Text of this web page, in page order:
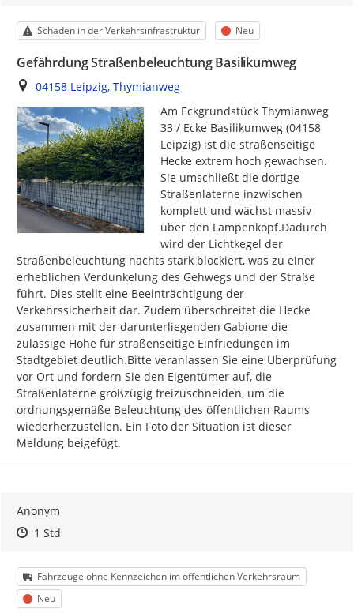
Kategorie
Schäden in der Verkehrsinfrastruktur Status
Neu
Gefährdung Straßenbeleuchtung Basilikumweg
Ort
04158 Leipzig, Thymianweg
Am Eckgrundstück Thymianweg
33 / Ecke Basilikumweg (04158
Leipzig) ist die straßenseitige
Hecke extrem hoch gewachsen.
Sie umschließt die dortige
Straßenlaterne inzwischen
komplett und wächst massiv
über den Lampenkopf.Dadurch
wird der Lichtkegel der
Straßenbeleuchtung nachts stark blockiert, was zu einer
erheblichen Verdunkelung des Gehwegs und der Straße
führt. Dies stellt eine Beeinträchtigung der
Verkehrssicherheit dar. Zudem überschreitet die Hecke
zusammen mit der darunterliegenden Gabione die
zulässige Höhe für straßenseitige Einfriedungen im
Stadtgebiet deutlich.Bitte veranlassen Sie eine Überprüfung
vor Ort und fordern Sie den Eigentümer auf, die
Straßenlaterne großzügig freizuschneiden, um die
ordnungsgemäße Beleuchtung des öffentlichen Raums
wiederherzustellen. Ein Foto der Situation ist dieser
Meldung beigefügt.
Anonym
Zeitpunkt des Erstellens
Zeitpunkt des Erstellens
1 StdZur Äußerung
Kategorie
Fahrzeuge ohne Kennzeichen im öffentlichen Verkehrsraum
Status
Neu